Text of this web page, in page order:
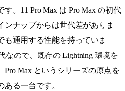
。11 Pro Max は Pro Max の初代
ンナップからは世代差がありま
も通用する性能を持っていま
なので、既存の Lightning 環境を
Pro Max というシリーズの原点を
る一台です。